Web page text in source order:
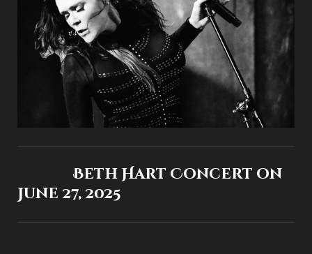
Beth Hart Concert on
June 27, 2025